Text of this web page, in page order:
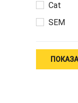
Cat
SEM